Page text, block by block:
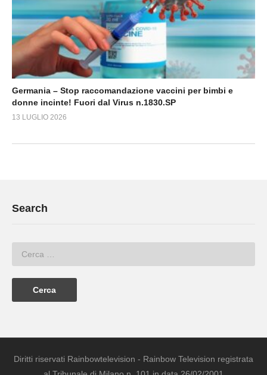
Germania – Stop raccomandazione vaccini per bimbi e
donne incinte! Fuori dal Virus n.1830.SP
13 LUGLIO 2026
Search
Diritti riservati Rainbowtelevision - Rainbow Television registrata